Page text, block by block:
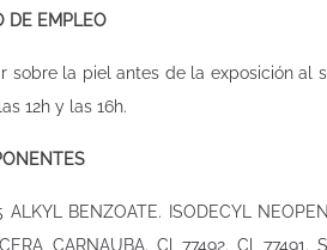
DE EMPLEO
sobre la piel antes de la exposición al
12h y las 16h.
ALKYL BENZOATE. ISODECYL
CARNAUBA. Cl 77492. Cl 77491.